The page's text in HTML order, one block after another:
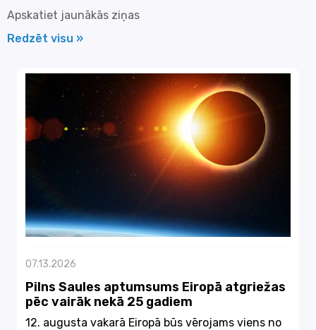
Apskatiet jaunākās ziņas
Redzēt visu »
07.13.2026
Pilns Saules aptumsums Eiropā atgriežas
pēc vairāk nekā 25 gadiem
12. augusta vakarā Eiropā būs vērojams viens no